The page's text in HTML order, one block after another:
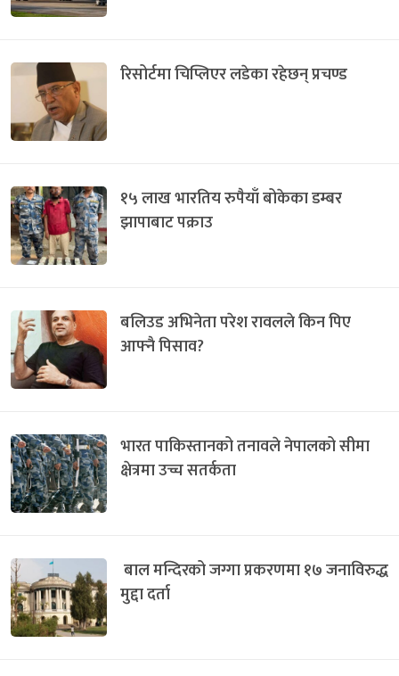
रिसोर्टमा चिप्लिएर लडेका रहेछन् प्रचण्ड
१५ लाख भारतिय रुपैयाँ बोकेका डम्बर
झापाबाट पक्राउ
बलिउड अभिनेता परेश रावलले किन पिए
आफ्नै पिसाव?
भारत पाकिस्तानको तनावले नेपालको सीमा
क्षेत्रमा उच्च सतर्कता
बाल मन्दिरको जग्गा प्रकरणमा १७ जनाविरुद्ध
मुद्दा दर्ता